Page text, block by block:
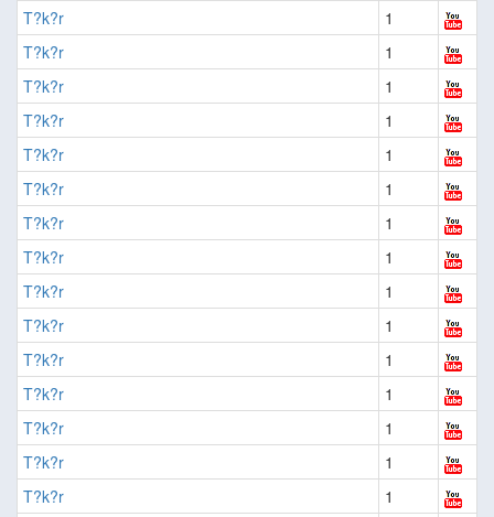
T?k?r
1
T?k?r
1
T?k?r
1
T?k?r
1
T?k?r
1
T?k?r
1
T?k?r
1
T?k?r
1
T?k?r
1
T?k?r
1
T?k?r
1
T?k?r
1
T?k?r
1
T?k?r
1
T?k?r
1